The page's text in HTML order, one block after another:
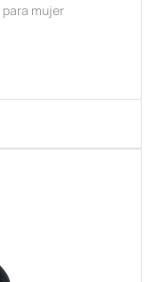
mujer